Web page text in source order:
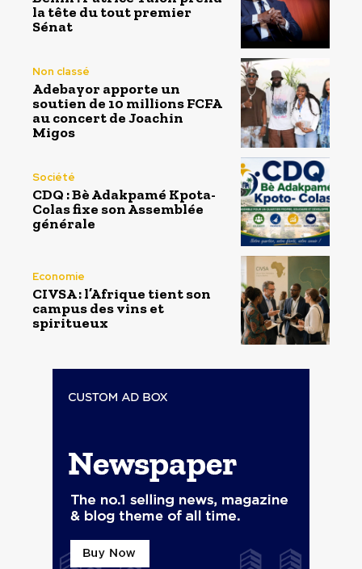
la tête du tout premier
Sénat
Non classé
Adebayor apporte un
soutien de 10 millions FCFA
au concert de Joachin
Migos
Société
CDQ : Bè Adakpamé Kpota-
Colas fixe son Assemblée
générale
Economie
CIVSA : l’Afrique tient son
campus des vins et
spiritueux